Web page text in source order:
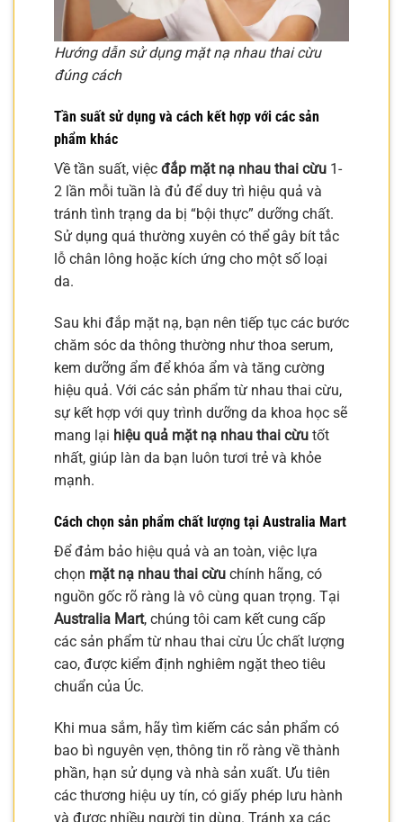
Hướng dẫn sử dụng mặt nạ nhau thai cừu
đúng cách
Tần suất sử dụng và cách kết hợp với các sản
phẩm khác
Về tần suất, việc đắp mặt nạ nhau thai cừu 1-
2 lần mỗi tuần là đủ để duy trì hiệu quả và
tránh tình trạng da bị “bội thực” dưỡng chất.
Sử dụng quá thường xuyên có thể gây bít tắc
lỗ chân lông hoặc kích ứng cho một số loại
da.
Sau khi đắp mặt nạ, bạn nên tiếp tục các bước
chăm sóc da thông thường như thoa serum,
kem dưỡng ẩm để khóa ẩm và tăng cường
hiệu quả. Với các sản phẩm từ nhau thai cừu,
sự kết hợp với quy trình dưỡng da khoa học sẽ
mang lại hiệu quả mặt nạ nhau thai cừu tốt
nhất, giúp làn da bạn luôn tươi trẻ và khỏe
mạnh.
Cách chọn sản phẩm chất lượng tại Australia Mart
Để đảm bảo hiệu quả và an toàn, việc lựa
chọn mặt nạ nhau thai cừu chính hãng, có
nguồn gốc rõ ràng là vô cùng quan trọng. Tại
Australia Mart, chúng tôi cam kết cung cấp
các sản phẩm từ nhau thai cừu Úc chất lượng
cao, được kiểm định nghiêm ngặt theo tiêu
chuẩn của Úc.
Khi mua sắm, hãy tìm kiếm các sản phẩm có
bao bì nguyên vẹn, thông tin rõ ràng về thành
phần, hạn sử dụng và nhà sản xuất. Ưu tiên
các thương hiệu uy tín, có giấy phép lưu hành
và được nhiều người tin dùng. Tránh xa các